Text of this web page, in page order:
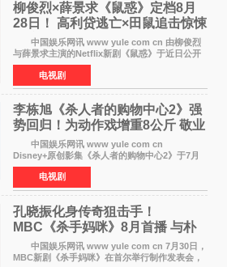
柳俊烈×薛景求《鼠惑》定档8月
28日！ 高利贷逃亡×田鼠追击惊悚
来袭
中国娱乐网讯 www yule com cn 由柳俊烈
与薛景求主演的Netflix新剧《鼠惑》于近日公开
主海报，正式定档8月28日上线。 海报中，柳
俊烈与薛景求背对背站立，各自朝向相反方向，
幽暗的色调与
电视剧
李栋旭《杀人者的购物中心2》强
势回归！为动作戏增重8公斤 敬业
获赞
中国娱乐网讯 www yule com cn
Disney+原创影集《杀人者的购物中心2》于7月
22日正式上线，由男神李栋旭主演的郑进湾以2 0
完全体强势回归。该剧第一季曾被《纽约时报》
评选为全球最佳影集之一
电视剧
孔晓振化身传奇狙击手！
MBC《杀手妈咪》8月首播 与朴
恩斌展开收视对决
中国娱乐网讯 www yule com cn 7月30日，
MBC新剧《杀手妈咪》在首尔举行制作发表会，